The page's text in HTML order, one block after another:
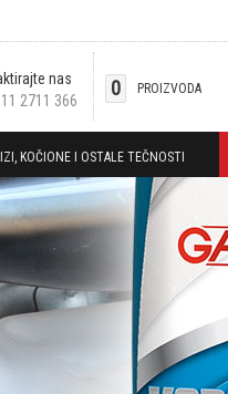
0 PROIZVODA
nas
2711 366
KOČIONE I OSTALE TEČNOSTI